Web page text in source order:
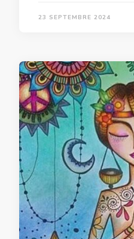
23 SEPTEMBRE 2024